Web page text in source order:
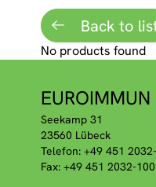
Back to
No products found
Seekamp 31
23560 Lübeck
Telefon: +49 451
Fax: +49 451 2032-100